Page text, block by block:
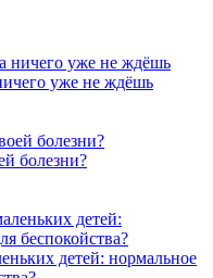
уже не ждёшь
болезни?
детей: нормальное